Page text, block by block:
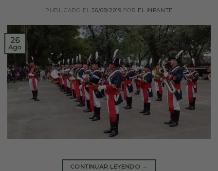
PUBLICADO EL 26/08/2019 POR EL INFANTE
26
Ago
CONTINUAR LEYENDO →